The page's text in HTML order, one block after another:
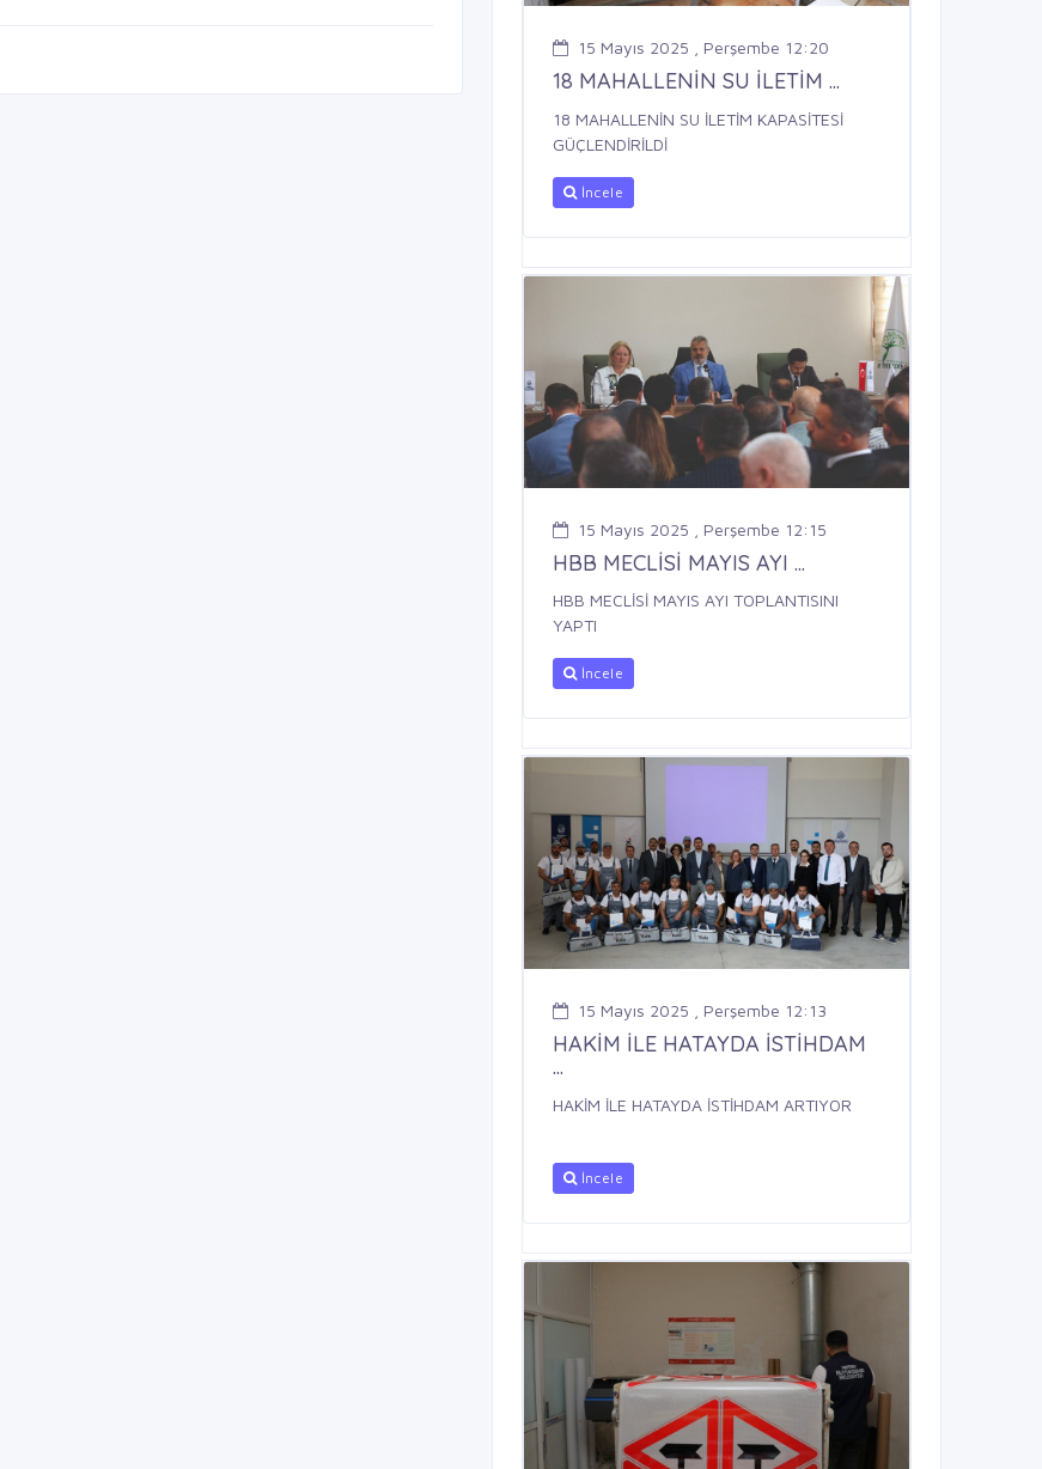
15 Mayıs 2025 , Perşembe 12:20
18 MAHALLENİN SU İLETİM ...
18 MAHALLENİN SU İLETİM KAPASİTESİ
GÜÇLENDİRİLDİ
İncele
15 Mayıs 2025 , Perşembe 12:15
HBB MECLİSİ MAYIS AYI ...
HBB MECLİSİ MAYIS AYI TOPLANTISINI
YAPTI
İncele
15 Mayıs 2025 , Perşembe 12:13
HAKİM İLE HATAYDA İSTİHDAM
...
HAKİM İLE HATAYDA İSTİHDAM ARTIYOR
İncele